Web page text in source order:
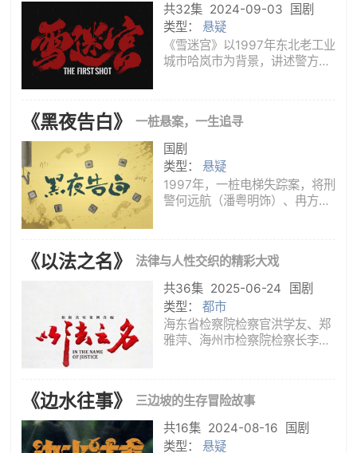
共32集 2024-09-03
国剧
类型： 悬疑
《雪迷宫》以1997年东北老工业
城市哈岚市为背景，讲述警方和
《黑夜告白》
一桩悬案，一生追寻
国剧
类型： 悬疑
1997年，一桩电梯失踪案，将刑
警何远航（潘粤明饰）、冉方旭
人生迷惘，坚守正义，以乐观坚
韧化解磨难。
《以法之名》
法律与人性交织的精彩大戏
共36集 2025-06-24
国剧
类型： 都市
海东省检察院检察官洪学友、郑
雅萍、海州市检察院检察长李栋
人员在案件办理过程中徇私枉
法。在省委政法委、省扫黑办、
省
《边水往事》
三边坡的生存冒险故事
共16集 2024-08-16
国剧
类型： 悬疑